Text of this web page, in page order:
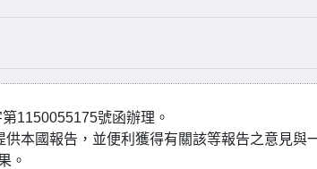
1150055175號函辦理。
本國報告，並便利獲得有關該等報告之意見與
。